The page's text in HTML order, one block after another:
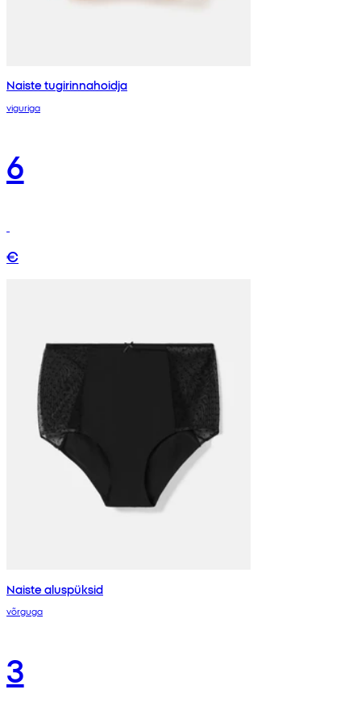
Naiste tugirinnahoidja
viguriga
6
€
Naiste aluspüksid
võrguga
3